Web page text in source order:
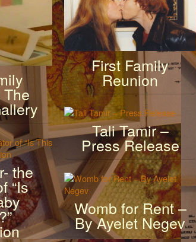
First Family
Reunion
Tali Tamir –
Press Release
the
“Is
Womb for Rent –
By Ayelet Negev